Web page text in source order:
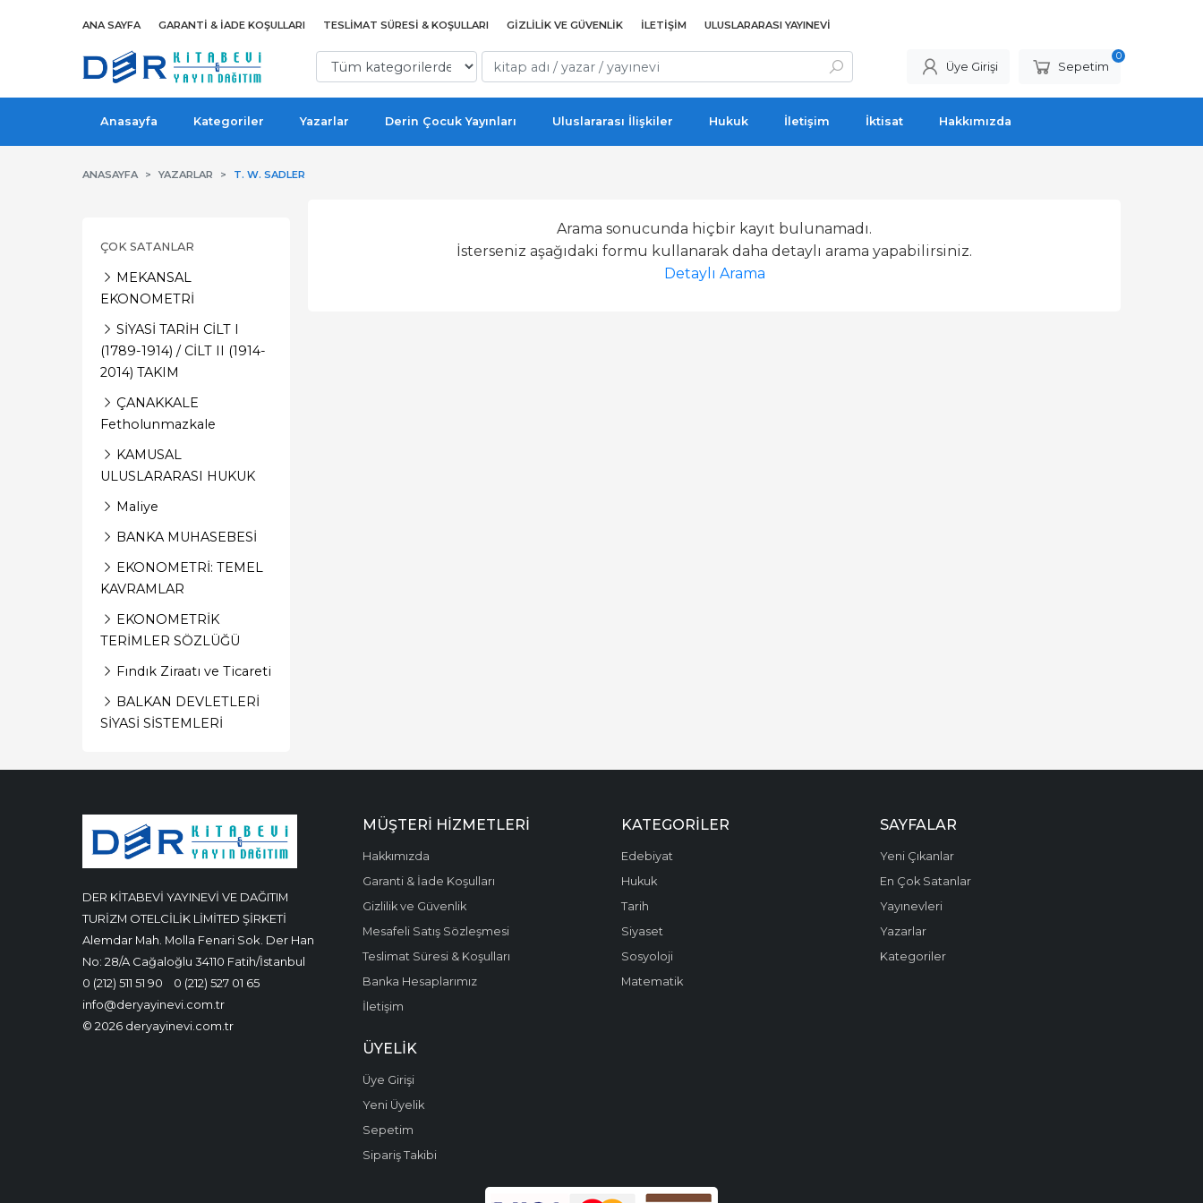
ANA SAYFA GARANTI & İADE KOŞULLARI TESLIMAT SÜRESI & KOŞULLARI GIZLILIK VE GÜVENLIK İLETIŞIM ULUSLARARASI YAYINEVI
Üye Girişi Sepetim
0
Anasayfa Kategoriler Yazarlar Derin Çocuk Yayınları Uluslararası İlişkiler Hukuk İletişim İktisat Hakkımızda
ANASAYFA YAZARLAR T. W. SADLER
ÇOK SATANLAR
MEKANSAL
EKONOMETRİ
SİYASİ TARİH CİLT I
(1789-1914) / CİLT II (1914-
2014) TAKIM
ÇANAKKALE
Fetholunmazkale
KAMUSAL
ULUSLARARASI HUKUK
Maliye
BANKA MUHASEBESİ
EKONOMETRİ: TEMEL
KAVRAMLAR
EKONOMETRİK
TERİMLER SÖZLÜĞÜ
Fındık Ziraatı ve Ticareti
BALKAN DEVLETLERİ
SİYASİ SİSTEMLERİ
Arama sonucunda hiçbir kayıt bulunamadı.
İsterseniz aşağıdaki formu kullanarak daha detaylı arama yapabilirsiniz.
Detaylı Arama
DER KİTABEVİ YAYINEVİ VE DAĞITIM
TURİZM OTELCİLİK LİMİTED ŞİRKETİ
Alemdar Mah. Molla Fenari Sok. Der Han
No: 28/A Cağaloğlu 34110 Fatih/İstanbul
0 (212) 511 51 90
0 (212) 527 01 65
info@deryayinevi.com.tr
© 2026 deryayinevi.com.tr
MÜŞTERI HIZMETLERI
Hakkımızda
Garanti & İade Koşulları
Gizlilik ve Güvenlik
Mesafeli Satış Sözleşmesi
Teslimat Süresi & Koşulları
Banka Hesaplarımız
İletişim
KATEGORILER
Edebiyat
Hukuk
Tarih
Siyaset
Sosyoloji
Matematik
SAYFALAR
Yeni Çıkanlar
En Çok Satanlar
Yayınevleri
Yazarlar
Kategoriler
ÜYELIK
Üye Girişi
Yeni Üyelik
Sepetim
Sipariş Takibi